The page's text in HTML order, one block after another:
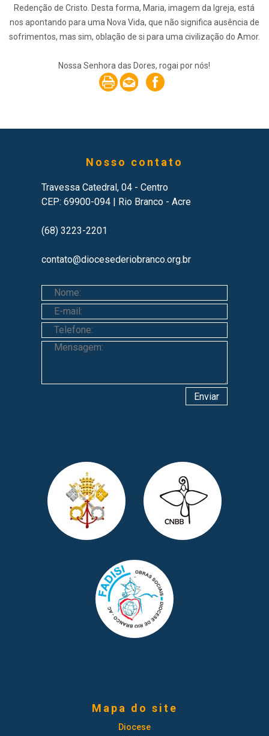
Redenção de Cristo. Desta forma, Maria, imagem da Igreja, está
nos apontando para uma Nova Vida, que não significa ausência de
sofrimentos, mas sim, oblação de si para uma civilização do Amor.
Nossa Senhora das Dores, rogai por nós!
Nosso contato
Travessa Catedral, 04 - Centro
CEP: 69900-094 | Rio Branco - Acre
(68) 3223-2201
contato@diocesederiobranco.org.br
Mapa do site
Diocese